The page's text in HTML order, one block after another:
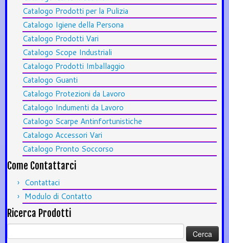
Catalogo Prodotti per la Pulizia
Catalogo Igiene della Persona
Catalogo Prodotti Vari
Catalogo Scope Industriali
Catalogo Prodotti Imballaggio
Catalogo Guanti
Catalogo Protezioni da Lavoro
Catalogo Indumenti da Lavoro
Catalogo Scarpe Antinfortunistiche
Catalogo Accessori Vari
Catalogo Pronto Soccorso
Come Contattarci
Contattaci
Modulo di Contatto
Ricerca Prodotti
Ricerca
per: